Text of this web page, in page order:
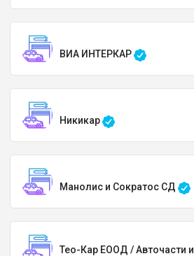
ВИА ИНТЕРКАР
Никикар
Манолис и Сократос СД
Тео-Кар ЕООД / Авточасти и